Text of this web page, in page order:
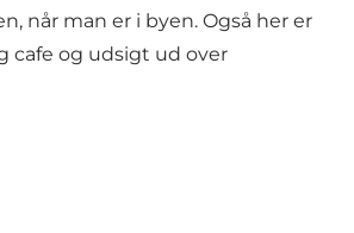
når man er i byen. Også her er
cafe og udsigt ud over